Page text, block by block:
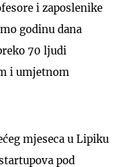
i zaposlenike
godinu dana
70 ljudi
i umjetnom
mjeseca u Lipiku
pod